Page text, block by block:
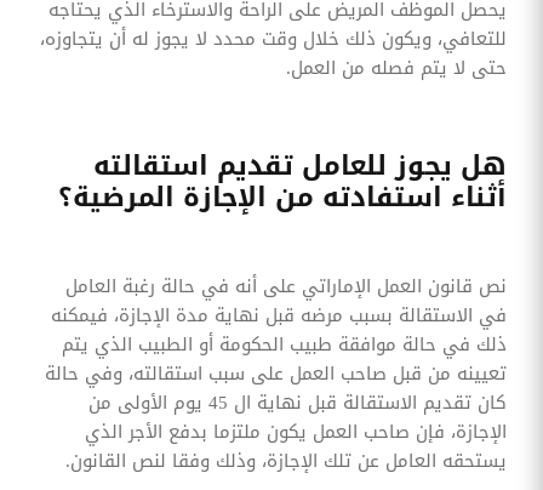
يحصل الموظف المريض على الراحة والاسترخاء الذي يحتاجه
للتعافي، ويكون ذلك خلال وقت محدد لا يجوز له أن يتجاوزه،
حتى لا يتم فصله من العمل.
هل يجوز للعامل تقديم استقالته
أثناء استفادته من الإجازة المرضية؟
نص قانون العمل الإماراتي على أنه في حالة رغبة العامل
في الاستقالة بسبب مرضه قبل نهاية مدة الإجازة، فيمكنه
ذلك في حالة موافقة طبيب الحكومة أو الطبيب الذي يتم
تعيينه من قبل صاحب العمل على سبب استقالته، وفي حالة
كان تقديم الاستقالة قبل نهاية ال 45 يوم الأولى من
الإجازة، فإن صاحب العمل يكون ملتزما بدفع الأجر الذي
يستحقه العامل عن تلك الإجازة، وذلك وفقا لنص القانون.